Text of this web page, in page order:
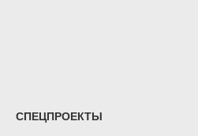
СПЕЦПРОЕКТЫ